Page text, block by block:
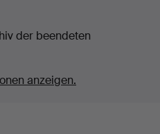
der beendeten
anzeigen.